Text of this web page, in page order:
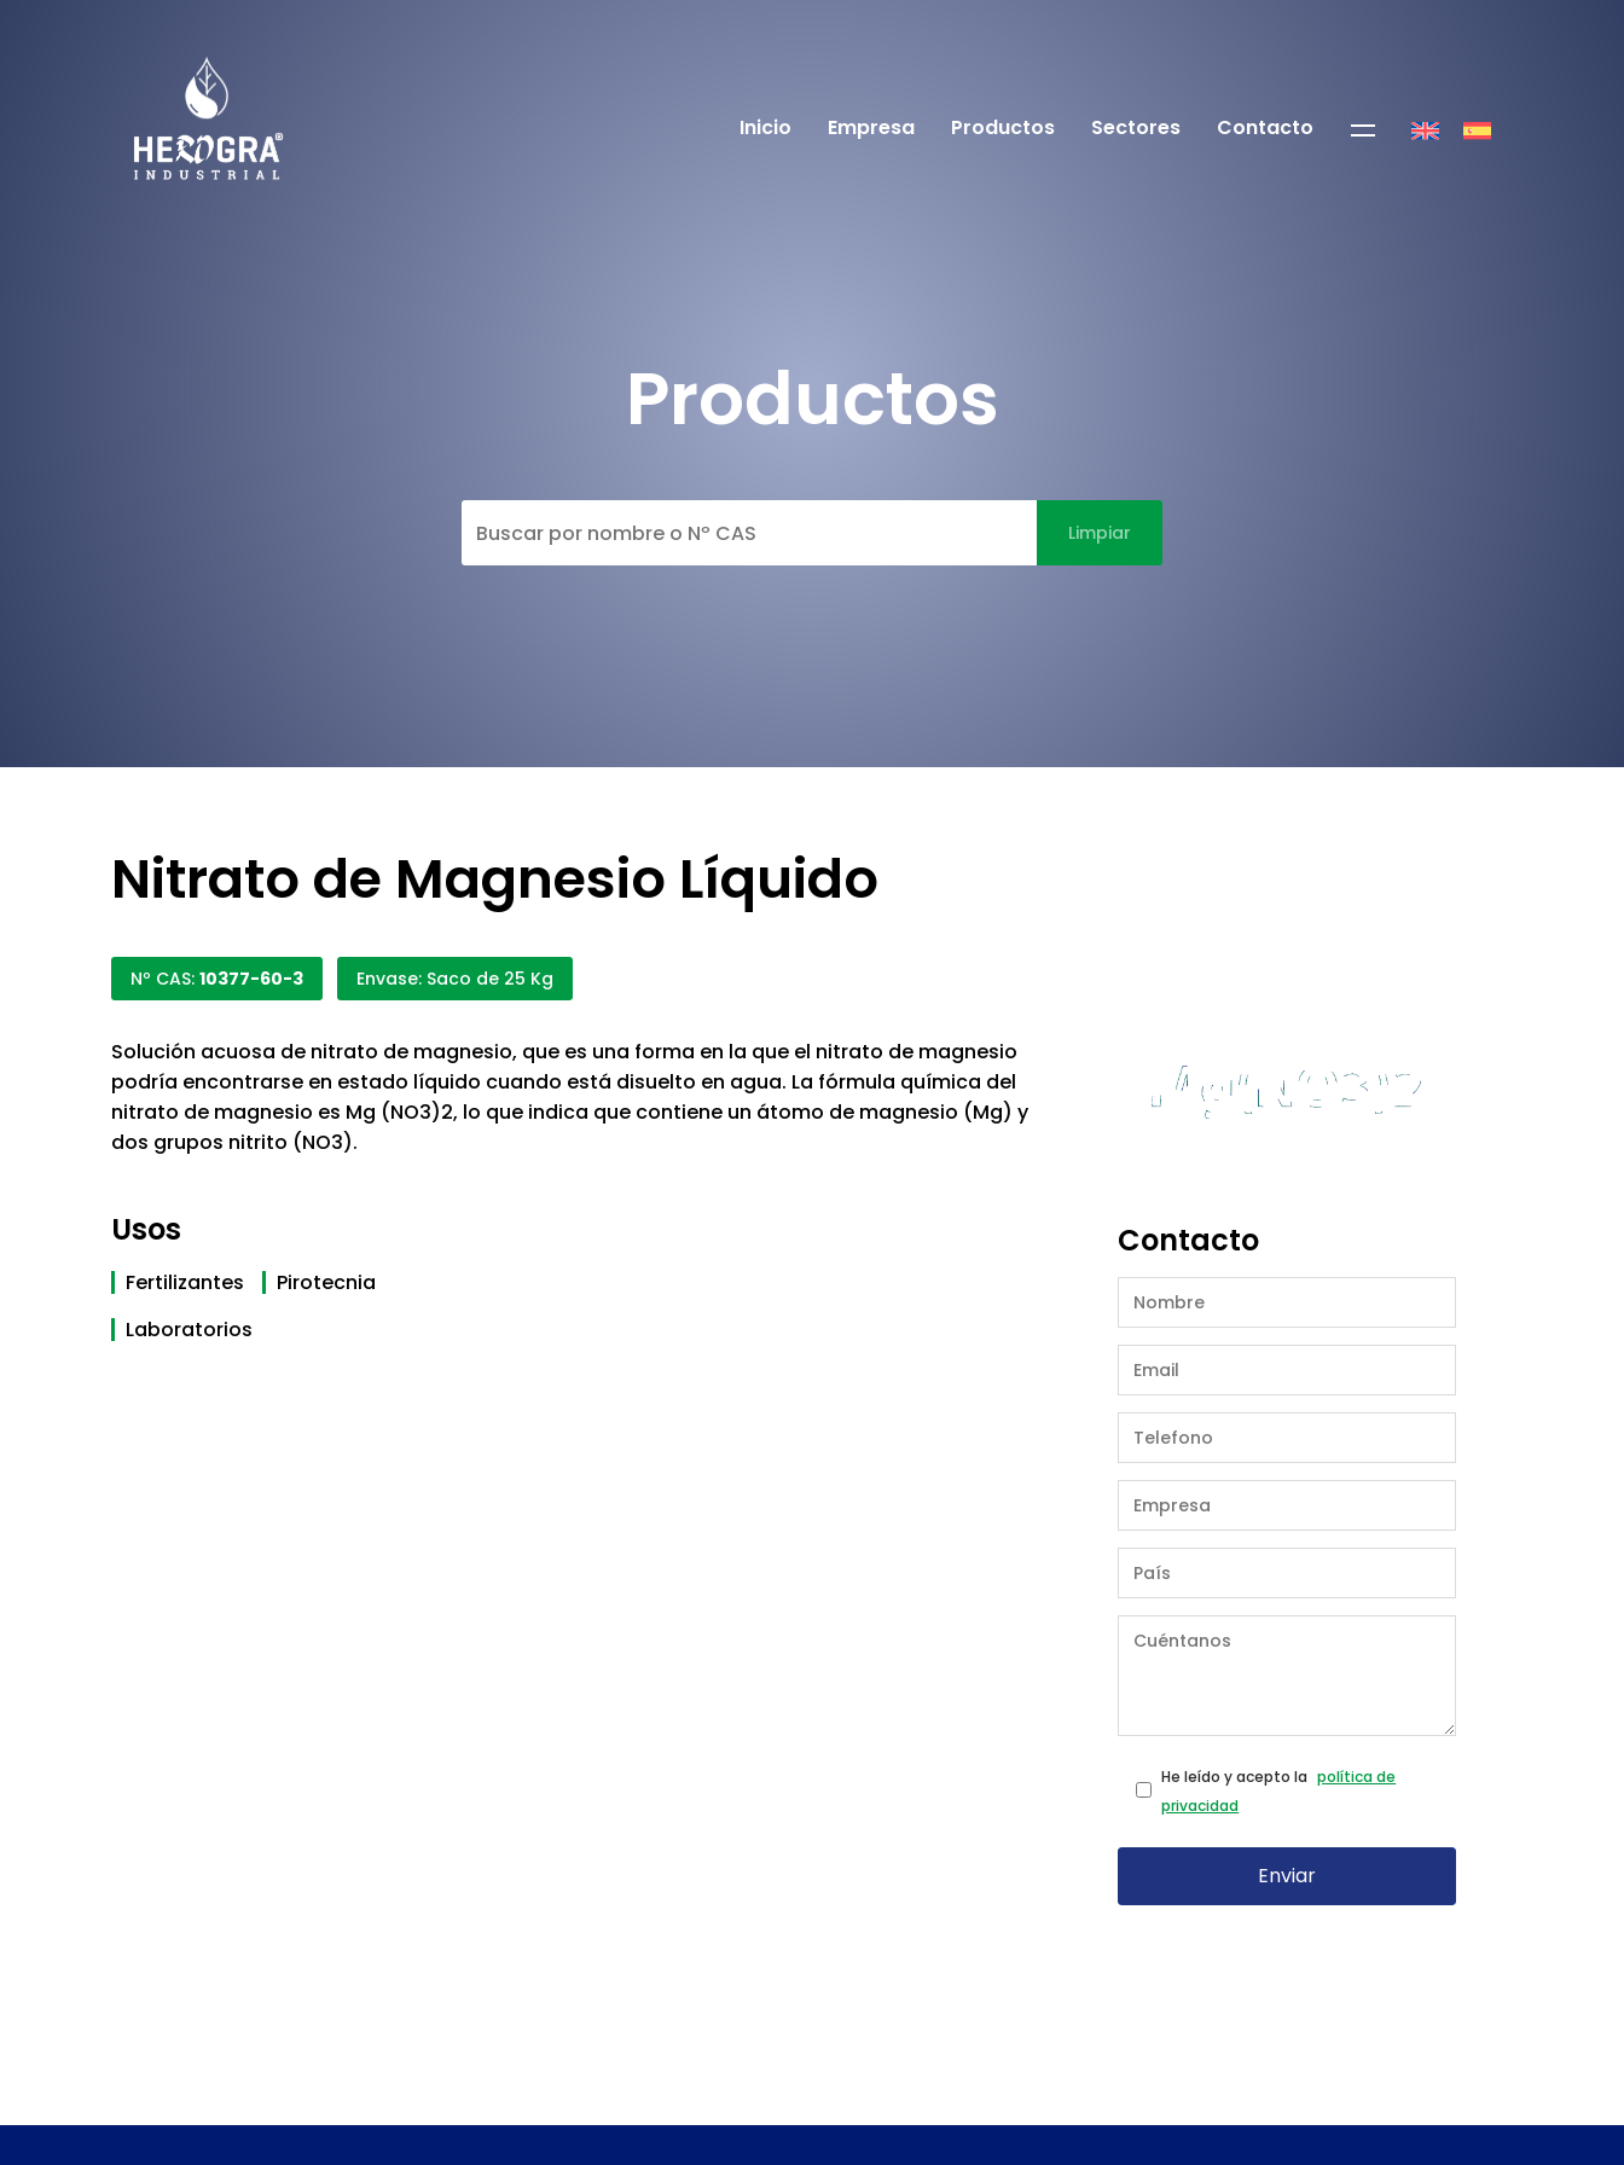
Inicio Empresa Productos Sectores Contacto
Productos
Limpiar
Nitrato de Magnesio Líquido
Nº CAS: 10377-60-3 Envase: Saco de 25 Kg
Solución acuosa de nitrato de magnesio, que es una forma en la que el nitrato de magnesio
podría encontrarse en estado líquido cuando está disuelto en agua. La fórmula química del
nitrato de magnesio es Mg (NO3)2, lo que indica que contiene un átomo de magnesio (Mg) y
dos grupos nitrito (NO3).
Usos
Fertilizantes
Pirotecnia
Laboratorios
Contacto
He leído y acepto la política de
privacidad